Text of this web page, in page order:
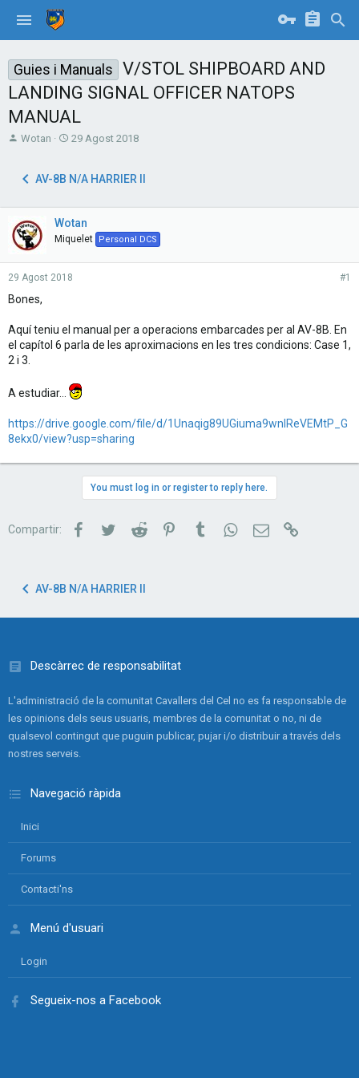
Guies i Manuals
V/STOL SHIPBOARD AND
LANDING SIGNAL OFFICER NATOPS
MANUAL
T
e
d
s
t
a
t
e
Wotan
S
r
d
a
t
29 Agost 2018
AV-8B N/A HARRIER II
Wotan
Miquelet Personal DCS
29 Agost 2018 #1
Bones,
Aquí teniu el manual per a operacions embarcades per al AV-8B. En
el capítol 6 parla de les aproximacions en les tres condicions: Case 1,
2 i 3.
A estudiar...
https://drive.google.com/file/d/1Unaqig89UGiuma9wnIReVEMtP_G
8ekx0/view?usp=sharing
You must log in or register to reply here.
Compartir: FacebookTwitterReddit PinterestTumblrWhatsAppCorreu electrònic
AV-8B N/A HARRIER II
Descàrrec de responsabilitat
L'administració de la comunitat Cavallers del Cel no es fa responsable de
les opinions dels seus usuaris, membres de la comunitat o no, ni de
qualsevol contingut que puguin publicar, pujar i/o distribuir a través dels
nostres serveis.
Navegació ràpida
Inici
Forums
Contacti'ns
Menú d'usuari
Login
Segueix-nos a Facebook